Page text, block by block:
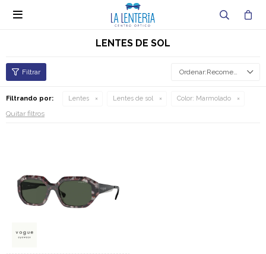

LENTES DE SOL
Recomendados
Filtrando por: Lentes Lentes de sol Color: Marmolado
Quitar filtros